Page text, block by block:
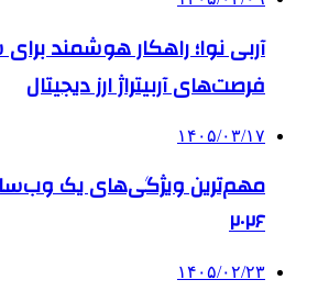
آربی نوا؛ راهکار هوشمند
فرصت‌های آربیتراژ ارز دیجیتال
۱۴۰۵/۰۳/۱۷
مهم‌ترین ویژگی‌های یک
۲۰۲۶
۱۴۰۵/۰۲/۲۳